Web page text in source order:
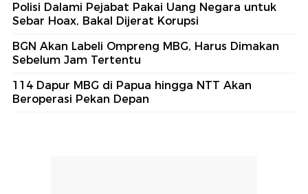
Polisi Dalami Pejabat Pakai Uang Negara untuk
Sebar Hoax, Bakal Dijerat Korupsi
BGN Akan Labeli Ompreng MBG, Harus Dimakan
Sebelum Jam Tertentu
114 Dapur MBG di Papua hingga NTT Akan
Beroperasi Pekan Depan